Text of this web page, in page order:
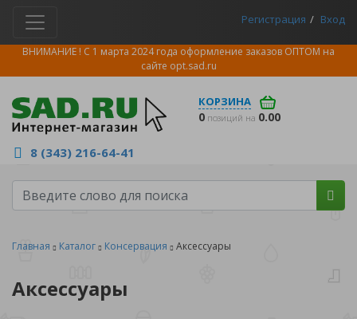
Регистрация Вход
ВНИМАНИЕ ! С 1 марта 2024 года оформление заказов ОПТОМ на
сайте opt.sad.ru
КОРЗИНА
0 позиций на 0.00
8 (343) 216-64-41
Главная Каталог Консервация Аксессуары
Аксессуары